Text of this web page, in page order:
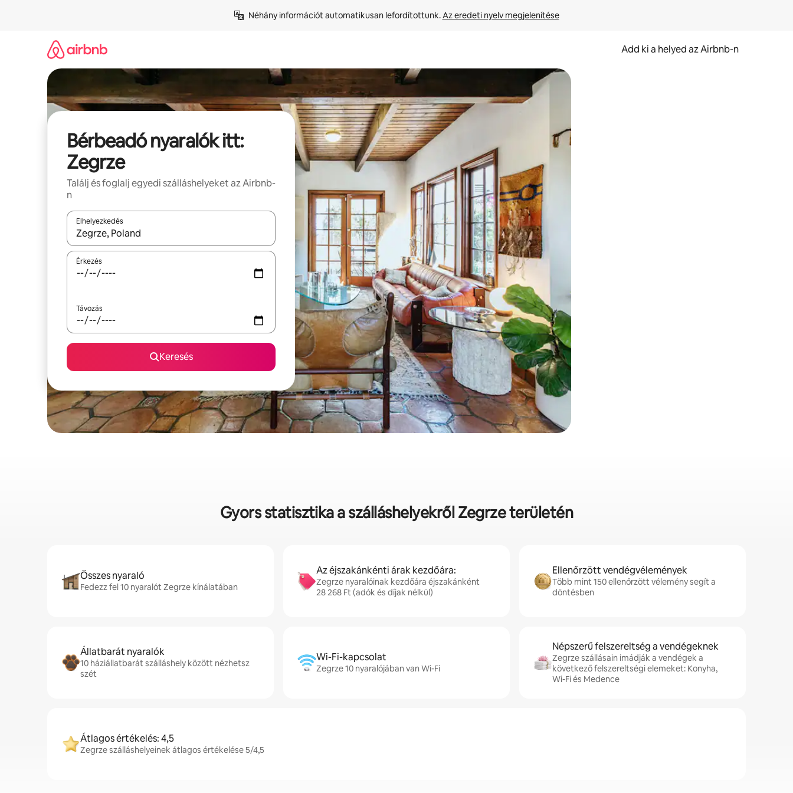
Néhány információt automatikusan lefordítottunk. Az eredeti nyelv megjelenítése
Add ki a helyed az Airbnb-n
Bérbeadó nyaralók itt:
Zegrze
Találj és foglalj egyedi szálláshelyeket az Airbnb-
n
Elhelyezkedés
Az eredmények között a felfelé és a lefelé nyíllal navigálhatsz, illetve érintő és lapozó mozdulatokkal is felfedezheted őket.
Érkezés
Távozás
Keresés
Gyors statisztika a szálláshelyekről Zegrze területén
Összes nyaraló
Fedezz fel 10 nyaralót Zegrze kínálatában
Az éjszakánkénti árak kezdőára:
Zegrze nyaralóinak kezdőára éjszakánként
28 268 Ft (adók és díjak nélkül)
Ellenőrzött vendégvélemények
Több mint 150 ellenőrzött vélemény segít a
döntésben
Állatbarát nyaralók
10 háziállatbarát szálláshely között nézhetsz
szét
Wi-Fi-kapcsolat
Zegrze 10 nyaralójában van Wi-Fi
Népszerű felszereltség a vendégeknek
Zegrze szállásain imádják a vendégek a
következő felszereltségi elemeket: Konyha,
Wi-Fi és Medence
Átlagos értékelés: 4,5
Zegrze szálláshelyeinek átlagos értékelése 5/4,5